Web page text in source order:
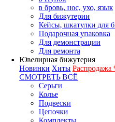
в бровь, нос, ухо, язык
Для бижутерии
Кейсы, шкатулки для
Подарочная упаковка
Для демонстрации
Для ремонта
Ювелирная бижутерия
Новинки Хиты Распродажа
СМОТРЕТЬ ВСЁ
Серьги
Колье
Подвески
Цепочки
Комплекты